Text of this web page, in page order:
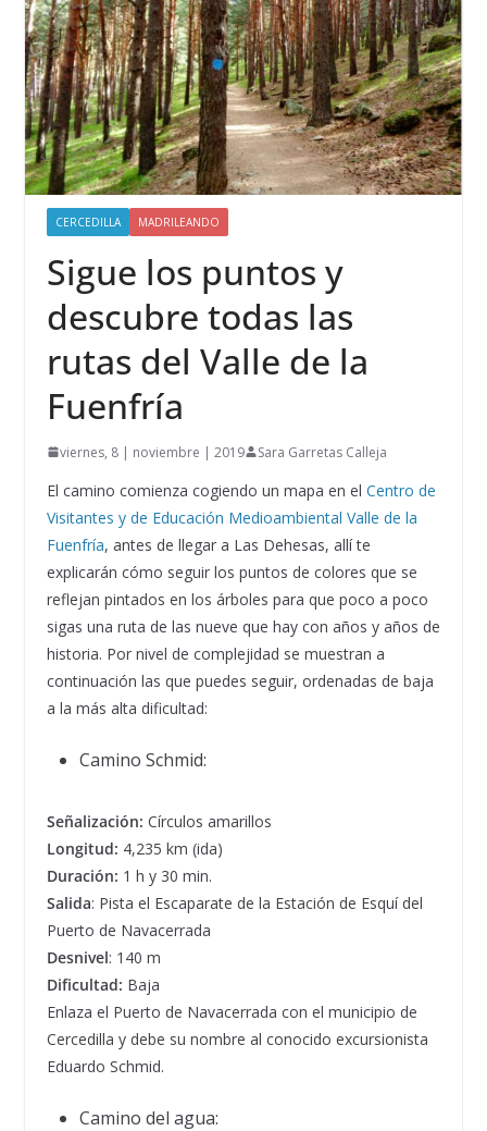
CERCEDILLA MADRILEANDO
Sigue los puntos y
descubre todas las
rutas del Valle de la
Fuenfría
viernes, 8 | noviembre | 2019 Sara Garretas Calleja
El camino comienza cogiendo un mapa en el Centro de
Visitantes y de Educación Medioambiental Valle de la
Fuenfría, antes de llegar a Las Dehesas, allí te
explicarán cómo seguir los puntos de colores que se
reflejan pintados en los árboles para que poco a poco
sigas una ruta de las nueve que hay con años y años de
historia. Por nivel de complejidad se muestran a
continuación las que puedes seguir, ordenadas de baja
a la más alta dificultad:
Camino Schmid:
Señalización: Círculos amarillos
Longitud: 4,235 km (ida)
Duración: 1 h y 30 min.
Salida: Pista el Escaparate de la Estación de Esquí del
Puerto de Navacerrada
Desnivel: 140 m
Dificultad: Baja
Enlaza el Puerto de Navacerrada con el municipio de
Cercedilla y debe su nombre al conocido excursionista
Eduardo Schmid.
Camino del agua: